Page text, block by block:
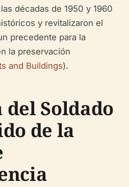
décadas de 1950 y 1960
y revitalizaron el
precedente para la
la preservación
and Buildings).
del Soldado
de la